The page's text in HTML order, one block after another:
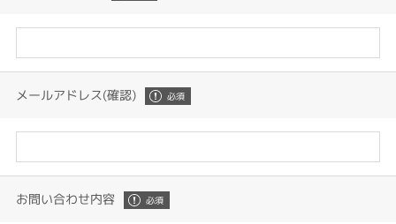
メールアドレス(確認)
お問い合わせ内容